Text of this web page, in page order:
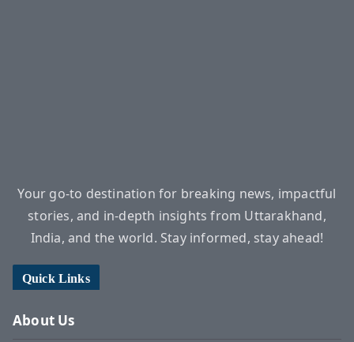
Your go-to destination for breaking news, impactful
stories, and in-depth insights from Uttarakhand,
India, and the world. Stay informed, stay ahead!
Quick Links
About Us